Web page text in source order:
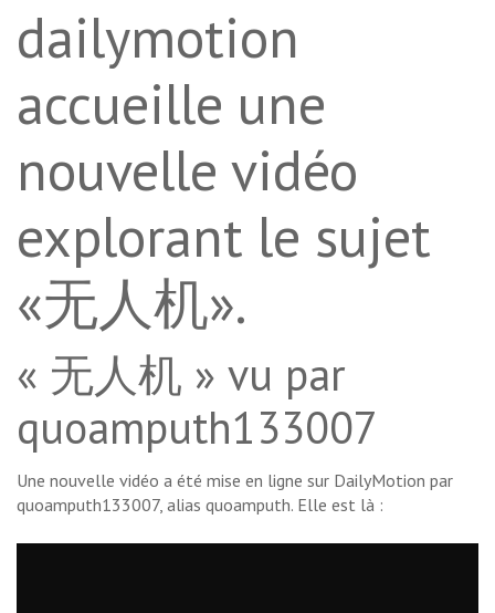
dailymotion
accueille une
nouvelle vidéo
explorant le sujet
«无人机».
« 无人机 » vu par
quoamputh133007
Une nouvelle vidéo a été mise en ligne sur DailyMotion par
quoamputh133007, alias quoamputh. Elle est là :